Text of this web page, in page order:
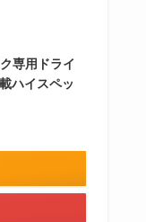
専用ドライ
ハイスペッ